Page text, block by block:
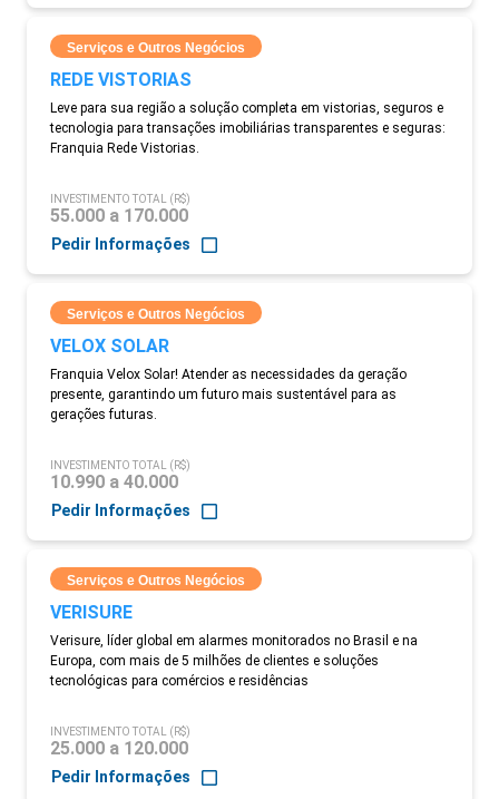
Serviços e Outros Negócios
REDE VISTORIAS
Leve para sua região a solução completa em vistorias, seguros e
tecnologia para transações imobiliárias transparentes e seguras:
Franquia Rede Vistorias.
INVESTIMENTO TOTAL (R$)
55.000 a 170.000
Pedir Informações
Serviços e Outros Negócios
VELOX SOLAR
Franquia Velox Solar! Atender as necessidades da geração
presente, garantindo um futuro mais sustentável para as
gerações futuras.
INVESTIMENTO TOTAL (R$)
10.990 a 40.000
Pedir Informações
Serviços e Outros Negócios
VERISURE
Verisure, líder global em alarmes monitorados no Brasil e na
Europa, com mais de 5 milhões de clientes e soluções
tecnológicas para comércios e residências
INVESTIMENTO TOTAL (R$)
25.000 a 120.000
Pedir Informações